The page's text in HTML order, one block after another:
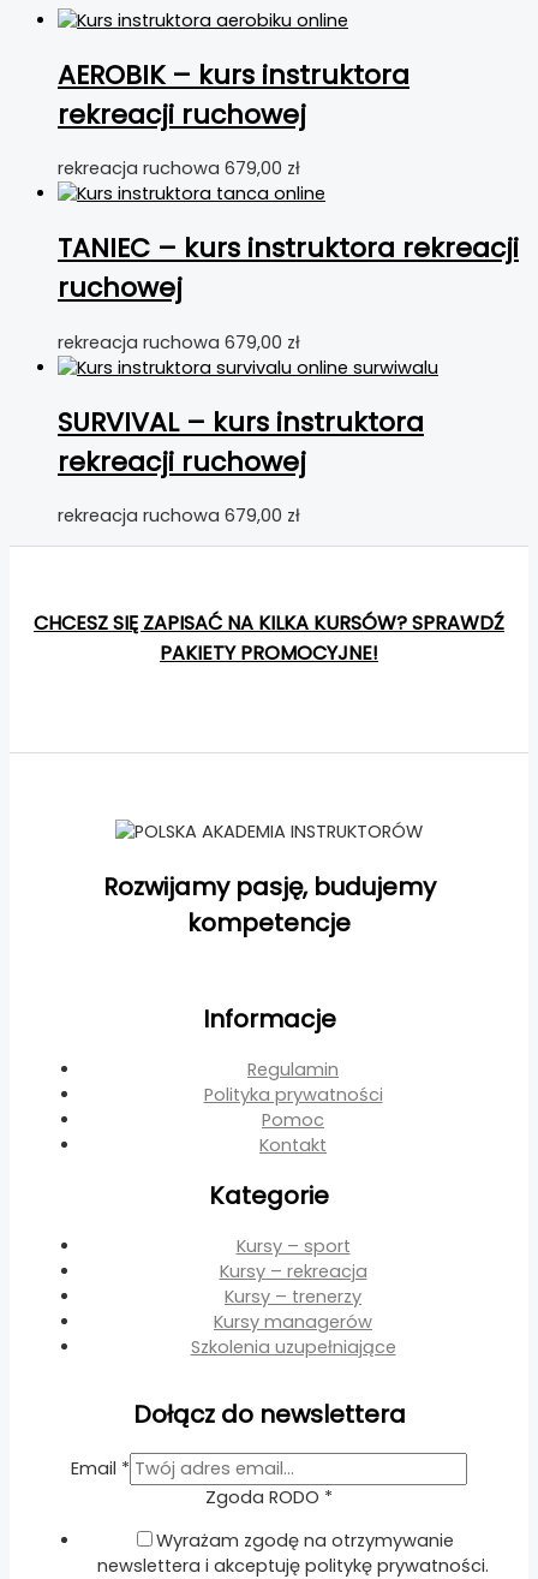
AEROBIK – kurs instruktora
rekreacji ruchowej
rekreacja ruchowa 679,00 zł
TANIEC – kurs instruktora rekreacji
ruchowej
rekreacja ruchowa 679,00 zł
SURVIVAL – kurs instruktora
rekreacji ruchowej
rekreacja ruchowa 679,00 zł
CHCESZ SIĘ ZAPISAĆ NA KILKA KURSÓW? SPRAWDŹ
PAKIETY PROMOCYJNE!
Rozwijamy pasję, budujemy
kompetencje
Informacje
Regulamin
Polityka prywatności
Pomoc
Kontakt
Kategorie
Kursy – sport
Kursy – rekreacja
Kursy – trenerzy
Kursy managerów
Szkolenia uzupełniające
Dołącz do newslettera
RODO
Email
Email *
Zgoda RODO *
Wyrażam zgodę na otrzymywanie
newslettera i akceptuję politykę prywatności.